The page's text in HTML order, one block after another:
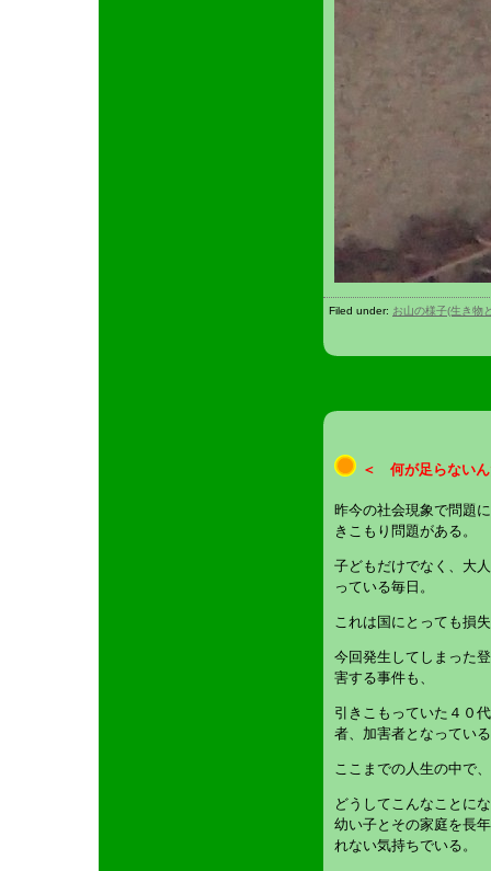
Filed under: お山の様子(生き物
＜ 何が足らない
昨今の社会現象で問題
きこもり問題がある。
子どもだけでなく、大
っている毎日。
これは国にとっても損
今回発生してしまった
害する事件も、
引きこもっていた４０
者、加害者となってい
ここまでの人生の中で
どうしてこんなことに
幼い子とその家庭を長
れない気持ちでいる。